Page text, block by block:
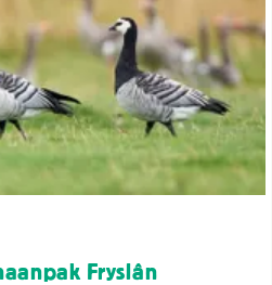
Fryslân